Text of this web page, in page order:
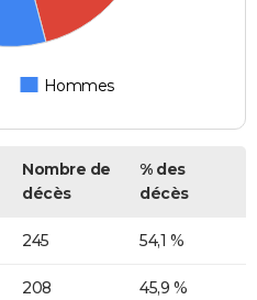
Hommes
Nombre de
décès
% des
décès
245 54,1 %
208 45,9 %